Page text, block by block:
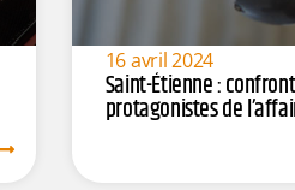
16 avril 2024
Saint-Étienne :
protagonistes de